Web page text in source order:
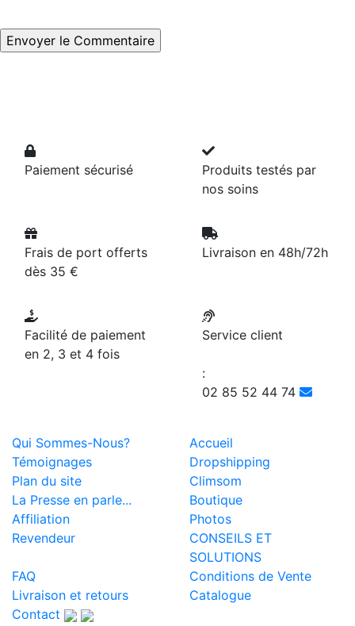
Paiement sécurisé
Produits testés par
nos soins
Frais de port offerts
dès 35 €
Livraison en 48h/72h
Facilité de paiement
en 2, 3 et 4 fois
Service client
:
02 85 52 44 74
Qui Sommes-Nous?
Accueil
Témoignages
Dropshipping
Plan du site
Climsom
La Presse en parle...
Boutique
Affiliation
Photos
Revendeur
CONSEILS ET
SOLUTIONS
FAQ
Conditions de Vente
Livraison et retours
Catalogue
Contact